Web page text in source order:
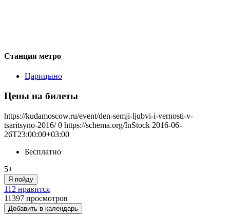
Станция метро
Царицыно
Цены на билеты
https://kudamoscow.ru/event/den-semji-ljubvi-i-vernosti-v-
tsaritsyno-2016/ 0 https://schema.org/InStock 2016-06-
26T23:00:00+03:00
Бесплатно
5+
Я пойду
112 нравится
11397 просмотров
Добавить в календарь